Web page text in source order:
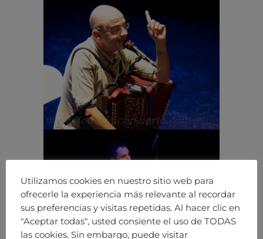
Utilizamos cookies en nuestro sitio web para
ofrecerle la experiencia más relevante al recordar
sus preferencias y visitas repetidas. Al hacer clic en
"Aceptar todas", usted consiente el uso de TODAS
las cookies. Sin embargo, puede visitar